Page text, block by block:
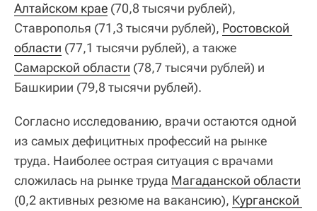
Алтайском крае (70,8 тысячи рублей),
Ставрополья (71,3 тысячи рублей), Ростовской
области (77,1 тысячи рублей), а также
Самарской области (78,7 тысячи рублей) и
Башкирии (79,8 тысячи рублей).
Согласно исследованию, врачи остаются одной
из самых дефицитных профессий на рынке
труда. Наиболее острая ситуация с врачами
сложилась на рынке труда Магаданской области
(0,2 активных резюме на вакансию), Курганской